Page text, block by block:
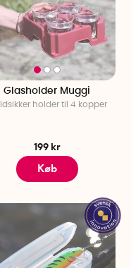
Glasholder Muggi
holder til 4 kopper
199 kr
Køb